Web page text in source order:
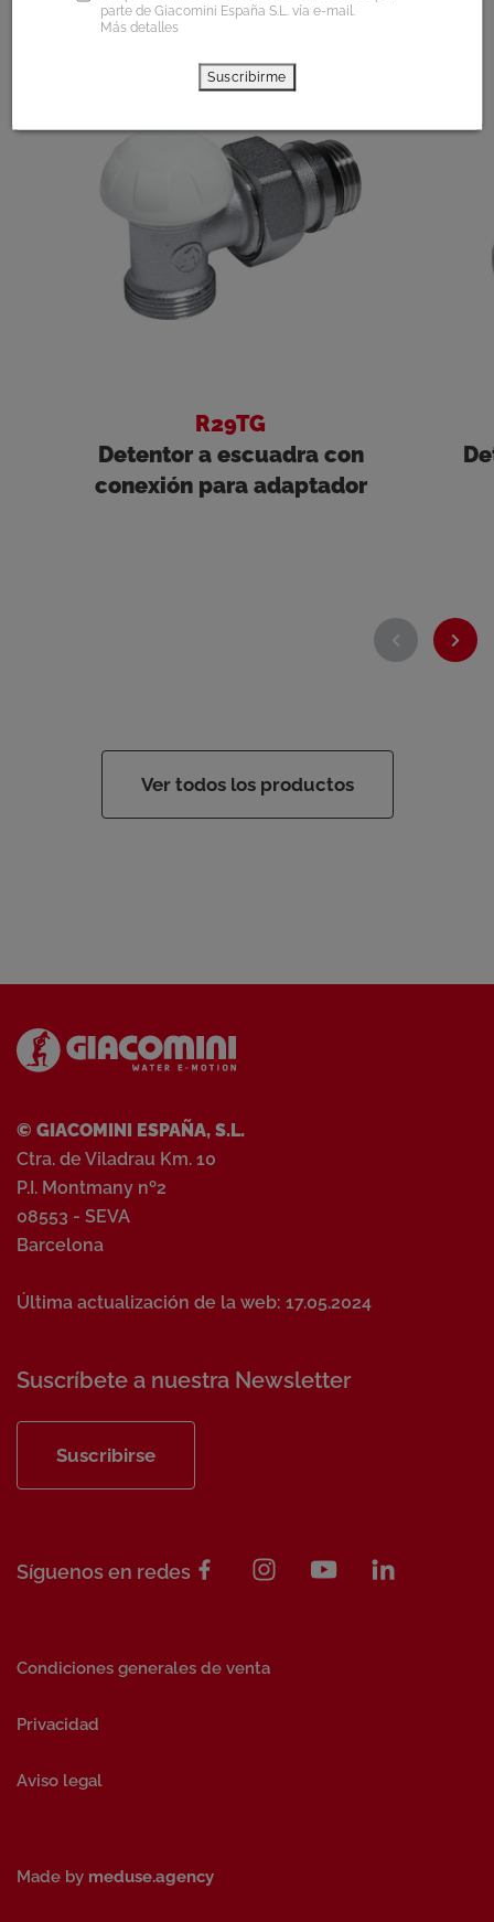
interesado en
R29TG
Detentor a escuadra con
conexión para adaptador
Ver todos los productos
© GIACOMINI ESPAÑA, S.L.
Ctra. de Viladrau Km. 10
P.I. Montmany nº2
08553 - SEVA
Barcelona
Última actualización de la web: 17.05.2024
Suscríbete a nuestra Newsletter
Suscribirse
Síguenos en redes
Made by meduse.agency
Condiciones generales de venta
Privacidad
Aviso legal
parte de Giacomini España S.L. vía e-mail.
Más detalles
Suscribirme